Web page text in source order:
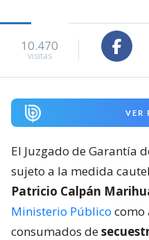
10.470
visitas
VER
El Juzgado de Garantía
sujeto a la medida
Patricio Calpán
Ministerio Público como
consumados de